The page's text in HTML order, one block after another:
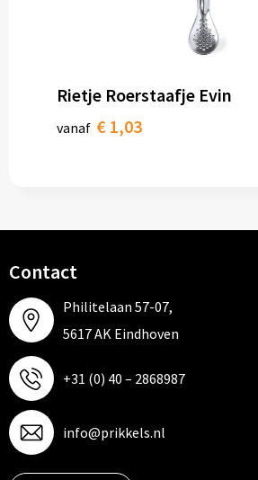
Rietje Roerstaafje Evin
vanaf € 1,03
Contact
Philitelaan 57-07,
5617 AK Eindhoven
+31 (0) 40 – 2868987
info@prikkels.nl